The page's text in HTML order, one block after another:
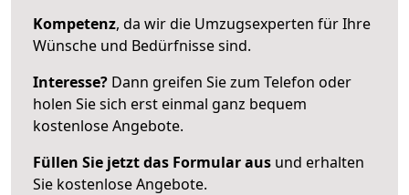
Kompetenz, da wir die Umzugsexperten für Ihre
Wünsche und Bedürfnisse sind.
Interesse? Dann greifen Sie zum Telefon oder
holen Sie sich erst einmal ganz bequem
kostenlose Angebote.
Füllen Sie jetzt das Formular aus und erhalten
Sie kostenlose Angebote.